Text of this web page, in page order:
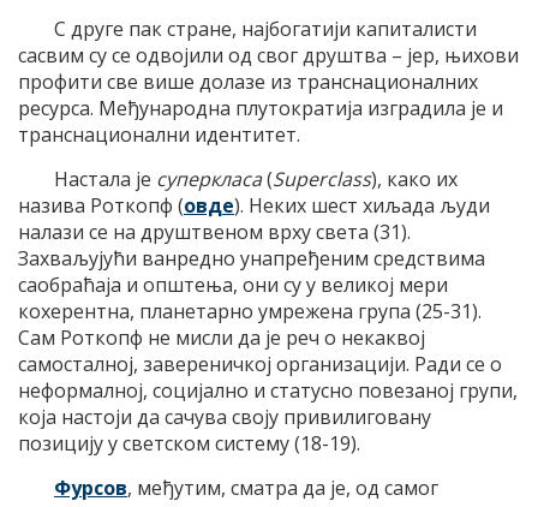
С друге пак стране, најбогатији капиталисти
сасвим су се одвојили од свог друштва – јер, њихови
профити све више долазе из транснационалних
ресурса. Међународна плутократија изградила је и
транснационални идентитет.
Настала је суперкласа(Superclass), како их
назива Роткопф (овде). Неких шест хиљада људи
налази се на друштвеном врху света (31).
Захваљујући ванредно унапређеним средствима
саобраћаја и општења, они су у великој мери
кохерентна, планетарно умрежена група (25-31).
Сам Роткопф не мисли да је реч о некаквој
самосталној, завереничкој организацији. Ради се о
неформалној, социјално и статусно повезаној групи,
која настоји да сачува своју привилиговану
позицију у светском систему (18-19).
Фурсов, међутим, сматра да је, од самог